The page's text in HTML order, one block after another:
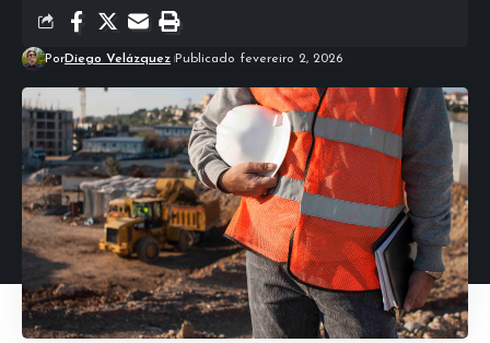
PorDiego Velázquez Publicado fevereiro 2, 2026